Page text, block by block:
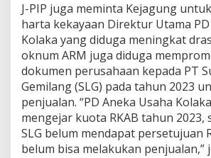
J-PIP juga meminta Kejagung
harta kekayaan Direktur Utama
Kolaka yang diduga meningkat
oknum ARM juga diduga
dokumen perusahaan kepada PT
Gemilang (SLG) pada tahun 2023
penjualan. “PD Aneka Usaha
mengejar kuota RKAB tahun 2023,
SLG belum mendapat persetujuan
belum bisa melakukan penjualan,”